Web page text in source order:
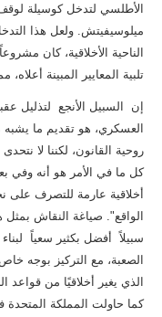
الأطلسي لتدخل كوسيلة لوقف
ميلوسيفيتش. ولعل هذا التدخل
الناحية الأخلاقية، كان
تلبية المعايير المبينة
إن السبيل الأنجع لتذليل
العسكري، هو تقديم ما
روحية القانون، لكننا لا
كل ما في الأمر هو أنه وفي
أخلاقية عارمة للتصرف على
الواقع". صياغة النقاش
سبيلاً أفضل بكثير سعياً
الصعبة، مع التركيز بوجه
الذي يغير أخلاقيًا من قواعد